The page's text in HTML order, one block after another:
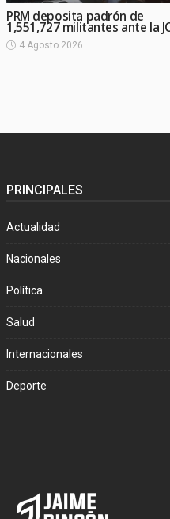
PRM deposita padrón de
1,551,727 militantes ante la
4 Agosto 2026
PRINCIPALES
Actualidad
Nacionales
Política
Salud
Internacionales
Deporte